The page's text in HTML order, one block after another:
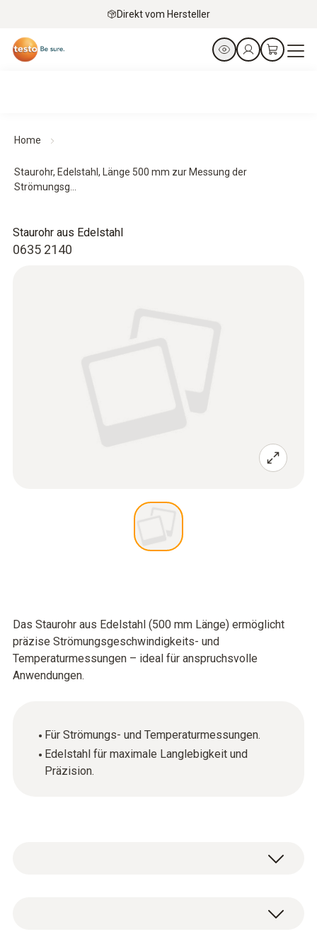
Direkt vom Hersteller
Home
Staurohr, Edelstahl, Länge 500 mm zur Messung der
Strömungsg...
0635 2140
Staurohr aus Edelstahl
Das Staurohr aus Edelstahl (500 mm Länge) ermöglicht
präzise Strömungsgeschwindigkeits- und
Temperaturmessungen – ideal für anspruchsvolle
Anwendungen.
Für Strömungs- und Temperaturmessungen.
Edelstahl für maximale Langlebigkeit und
Präzision.